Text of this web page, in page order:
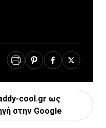
cool.gr ως
στην Google